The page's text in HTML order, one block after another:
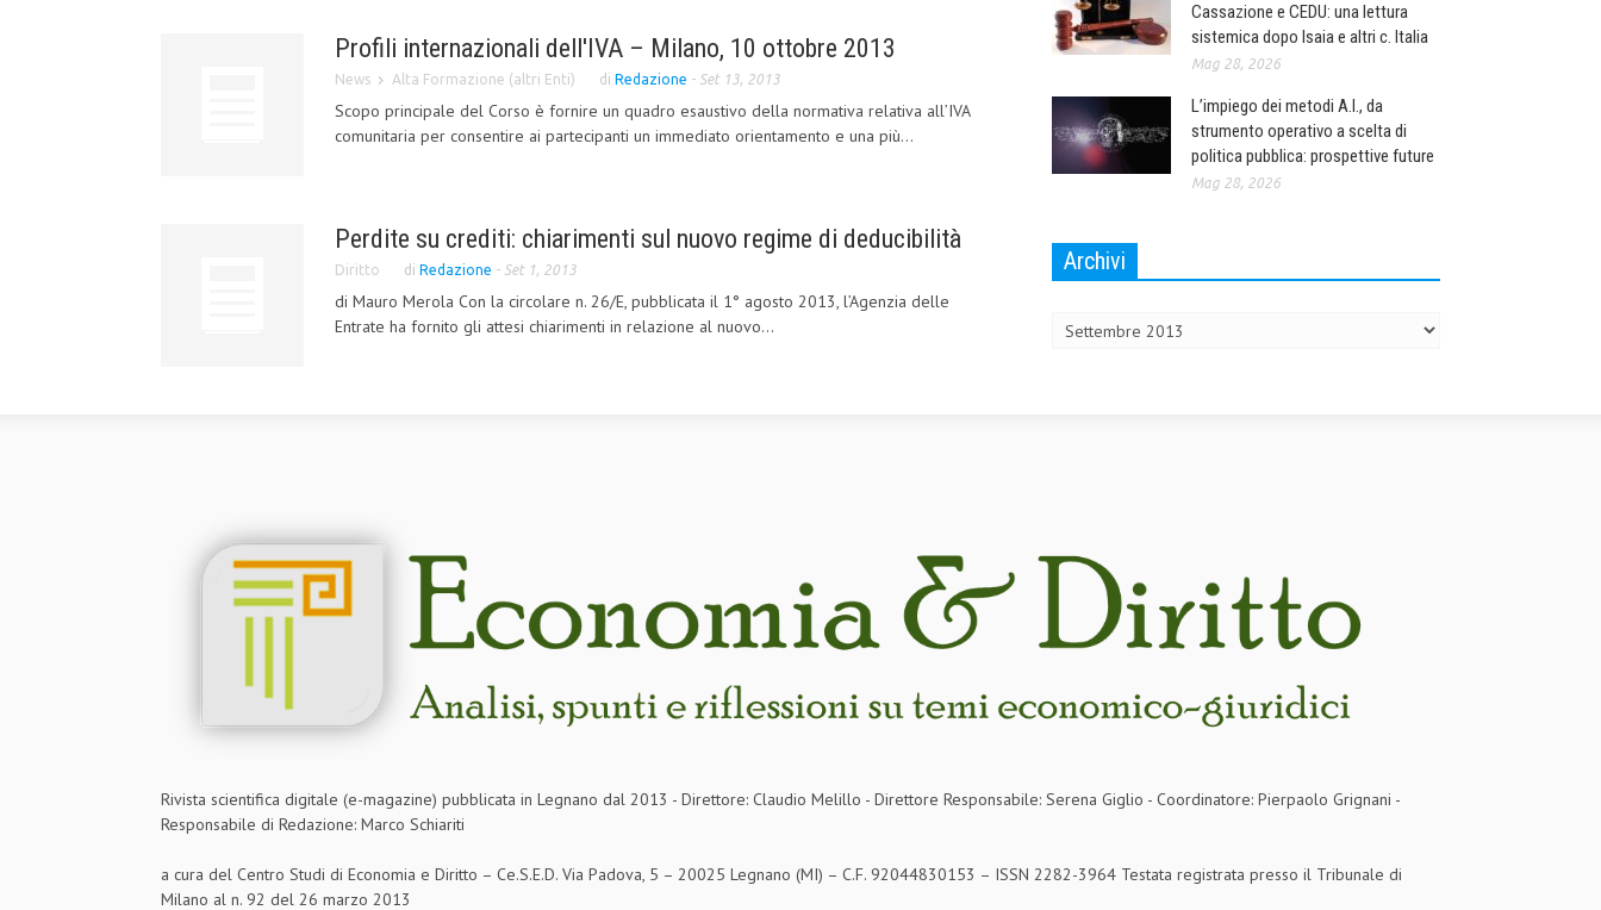
Profili internazionali dell'IVA – Milano, 10 ottobre 2013
News Alta Formazione (altri Enti) di Redazione - Set 13, 2013
Scopo principale del Corso è fornire un quadro esaustivo della normativa relativa all’IVA
comunitaria per consentire ai partecipanti un immediato orientamento e una più...
Perdite su crediti: chiarimenti sul nuovo regime di deducibilità
Diritto di Redazione - Set 1, 2013
di Mauro Merola Con la circolare n. 26/E, pubblicata il 1° agosto 2013, l’Agenzia delle
Entrate ha fornito gli attesi chiarimenti in relazione al nuovo...
Cassazione e CEDU: una lettura
sistemica dopo Isaia e altri c. Italia
Mag 28, 2026
L’impiego dei metodi A.I., da
strumento operativo a scelta di
politica pubblica: prospettive future
Mag 28, 2026
Archivi
Rivista scientifica digitale (e-magazine) pubblicata in Legnano dal 2013 - Direttore: Claudio Melillo - Direttore Responsabile: Serena Giglio - Coordinatore: Pierpaolo Grignani -
Responsabile di Redazione: Marco Schiariti
a cura del Centro Studi di Economia e Diritto – Ce.S.E.D. Via Padova, 5 – 20025 Legnano (MI) – C.F. 92044830153 – ISSN 2282-3964 Testata registrata presso il Tribunale di
Milano al n. 92 del 26 marzo 2013